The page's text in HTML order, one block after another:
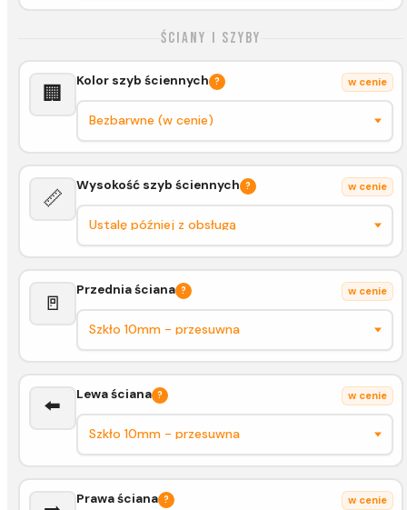
Ściany i szyby
🏢
Kolor szyb ściennych ? w cenie
📏
Wysokość szyb ściennych ? w cenie
🚪
Przednia ściana ? w cenie
⬅️ Lewa ściana ? w cenie
Prawa ściana ? w cenie